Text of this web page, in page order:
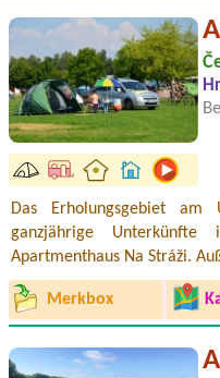
Das Erholungsgebiet am
ganzjährige
Apartmenthaus Na Stráži.
Merkbox